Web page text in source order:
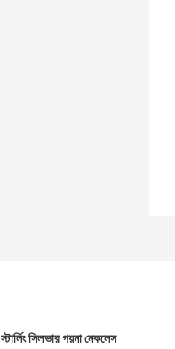
স্টার্লিং সিলভার গয়না নেকলেস